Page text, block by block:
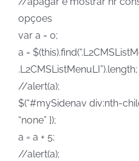
opçoes
var a = 0;
a =
.L2CMSListMenuLI”).length;
//alert(a);
$(“#mySidenav div:nth-
“none” });
a = a + 5;
//alert(a);